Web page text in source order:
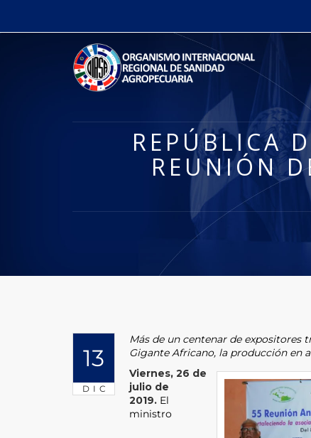
REPÚBLICA
REUNIÓN
13
DIC
Más de un centenar de expositores
Gigante Africano, la producción en
Viernes, 26 de
julio de
2019. El
ministro